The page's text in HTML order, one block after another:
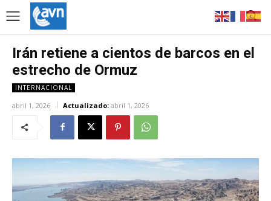
Irán retiene a cientos de barcos en el
estrecho de Ormuz
INTERNACIONAL
abril 1, 2026 Actualizado: abril 1, 2026